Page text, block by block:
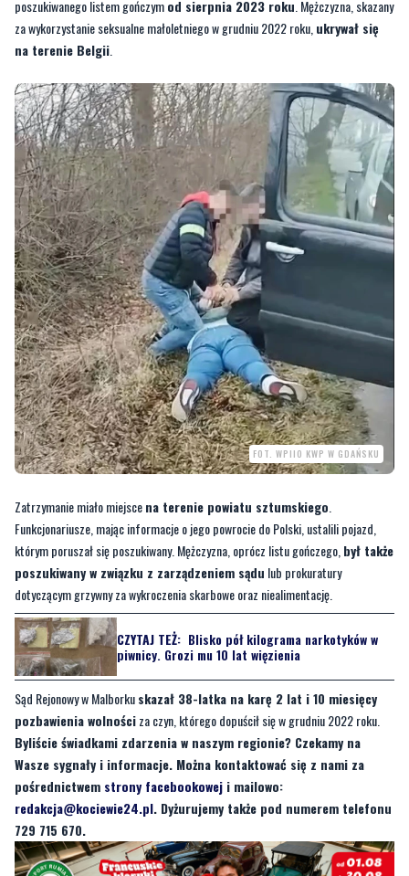
FOT. WPIIO KWP W GDAŃSKU
Zatrzymanie miało miejscena terenie powiatu sztumskiego.
Funkcjonariusze, mając informacje o jego powrocie do Polski, ustalili pojazd,
poszukiwany w związku z zarządzeniem sądulub prokuratury
dotyczącym grzywny za wykroczenia skarbowe oraz niealimentację.
CZYTAJ TEŻ:Blisko pół kilograma narkotyków w
piwnicy. Grozi mu 10 lat więzienia
Sąd Rejonowy w Malborkuskazał 38-latka na karę 2 lat i 10 miesięcy
pozbawienia wolnościza czyn, którego dopuścił się w grudniu 2022 roku.
Byliście świadkami zdarzenia w naszym regionie? Czekamy na
Wasze sygnały i informacje. Można kontaktować się z nami za
pośrednictwemstrony facebookoweji mailowo:
redakcja@kociewie24.pl. Dyżurujemy także pod numerem telefonu
729 715 670.